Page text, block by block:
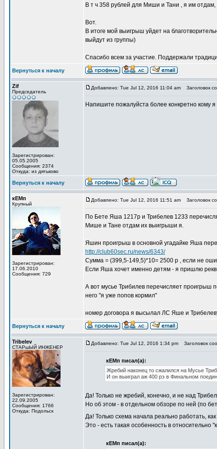
В т ч 358 рублей для Миши и Тани , я им
Вот.
В итоге мой выигрыш уйдет на
выйдут из группы)
Спасибо всем за участие. Поддержали
Вернуться к началу
Zif
Председатель
Зарегистрирован:
05.05.2005
Сообщения: 2374
Откуда: из дятьково
Добавлено: Tue Jul 12, 2016 11:04 am Заголовок
Напишите пожалуйста более конкретно кому
Вернуться к началу
кЕМп
Крупный
Зарегистрирован:
17.06.2010
Сообщения: 729
Добавлено: Tue Jul 12, 2016 11:51 am Заголовок
По Бете Яша 1217р и Трибелев 1233
Мише и Тане отдам их выигрыши я.
Яшин проигрыш в основной угадайке Яша
http://club60sec.ru/news/6343/
Сумма = (399,5-149,5)*10= 2500 р , если не
Если Яша хочет именно детям - я пришлю
А вот мусье Трибилев перечисляет проигрыш
него "я уже попов кормил"
номер договора я высылал ЛС Яше и
Вернуться к началу
Tribelev
СТАРшЫЙ ИНЖЕНЕР
Зарегистрирован:
22.09.2005
Сообщения: 1766
Откуда: Подольск
Добавлено: Tue Jul 12, 2016 1:34 pm Заголовок
кЕМп писал(а):
Жребий наконец то сжалился на Мусье
И он выиграл аж 400 рэ в Финальном
Да! Только не жребий, конечно, и не над
Но об этом - в отдельном обзоре по ней (по
Да! Только схема начала реально работать,
Это - есть такая особенность в относительно
кЕМп писал(а):